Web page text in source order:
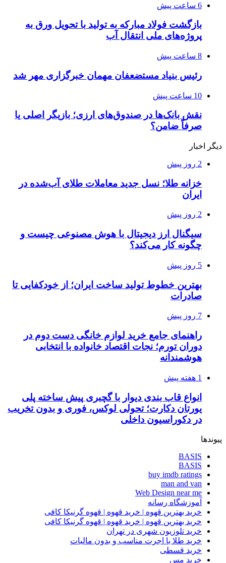
6 ساعت پیش
بازگشت فولاد مبارکه به تولید با تحویل ورق به
پروژه‌های ملی انتقال آب
8 ساعت پیش
رئیس بنیاد مستضعفان مهمان خبرگزاری مهر شد
10 ساعت پیش
نقش بانک‌ها در صندوق‌های ارزی؛ بازیگر اصلی یا
صرفاً ضامن؟
دیگر اخبار
2 روز پیش
خزانه طلا؛ نسل جدید معاملات طلای آب‌شده در
ایران
2 روز پیش
سیگنال ارز دیجیتال با هوش مصنوعی چیست و
چگونه کار می‌کند؟
5 روز پیش
بهترین خطوط تولید ساخت ایران؛ از خودکفایی تا
صادرات
7 روز پیش
راهنمای جامع خرید لوازم خانگی دست دوم در
دوران تورم؛ نجات اقتصاد خانواده با انتخابی
هوشمندانه
1 هفته پیش
انواع قاب بندی دیوار با گچبری پیش ساخته پلی
یورتان دکارت؛ تحولی لوکس، فوری و بدون تخریب
در دکوراسیون داخلی
پیوندها
BASIS
BASIS
buy imdb ratings
man and van
Web Design near me
آموزشگاه رسانه
خرید بهترین قهوه | خرید قهوه | قهوه گرنیکا کافی
خرید بهترین قهوه | خرید قهوه | قهوه گرنیکا کافی
خرید تلوزیون شهری در تهران
خرید طلا با اجرت مناسب و بدون مالیات
خرید قسطی
خرید مس